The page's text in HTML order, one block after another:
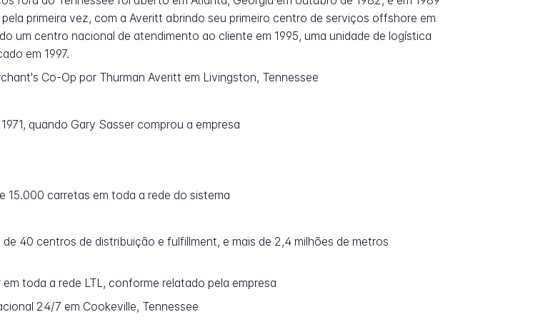
primeira vez, com a Averitt abrindo seu primeiro centro de serviços offshore em
um centro nacional de atendimento ao cliente em 1995, uma unidade de logística
em 1997.
Co-Op por Thurman Averitt em Livingston, Tennessee
quando Gary Sasser comprou a empresa
15.000 carretas em toda a rede do sistema
40 centros de distribuição e fulfillment, e mais de 2,4 milhões de metros
em toda a rede LTL, conforme relatado pela empresa
24/7 em Cookeville, Tennessee